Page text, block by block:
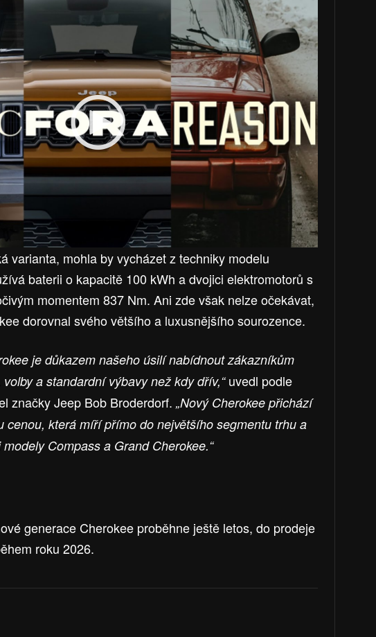
varianta, mohla by vycházet z techniky modelu
baterii o kapacitě 100 kWh a dvojici elektromotorů s
momentem 837 Nm. Ani zde však nelze očekávat,
dorovnal svého většího a luxusnějšího sourozence.
je důkazem našeho úsilí nabídnout zákazníkům
a standardní výbavy než kdy dřív,“uvedl podle
značky Jeep Bob Broderdorf. „Nový Cherokee přichází
cenou, která míří přímo do největšího segmentu trhu a
Compass a Grand Cherokee.“
generace Cherokee proběhne ještě letos, do prodeje
roku 2026.